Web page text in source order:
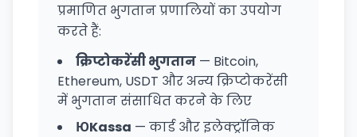
प्रमाणित भुगतान प्रणालियों का उपयोग
करते हैं:
क्रिप्टोकरेंसी भुगतान — Bitcoin,
Ethereum, USDT और अन्य क्रिप्टोकरेंसी
में भुगतान संसाधित करने के लिए
ЮKassa — कार्ड और इलेक्ट्रॉनिक